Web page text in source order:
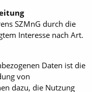
SZMnG durch die
Interesse nach Art.
Daten ist die
von
dazu, die Nutzung